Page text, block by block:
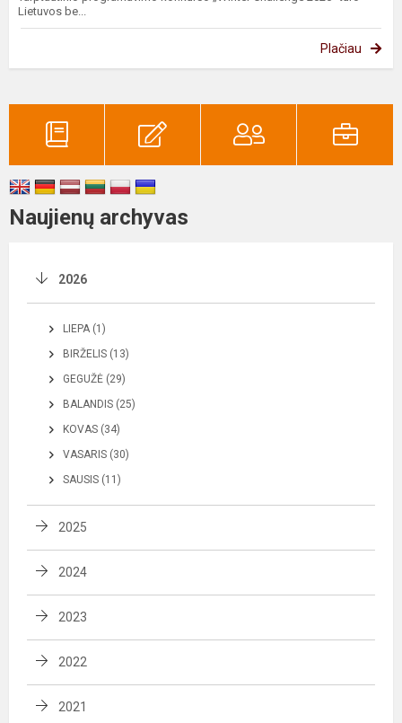
Lietuvos be...
Plačiau
Naujienų archyvas
2026
LIEPA (1)
BIRŽELIS (13)
GEGUŽĖ (29)
BALANDIS (25)
KOVAS (34)
VASARIS (30)
SAUSIS (11)
2025
2024
2023
2022
2021